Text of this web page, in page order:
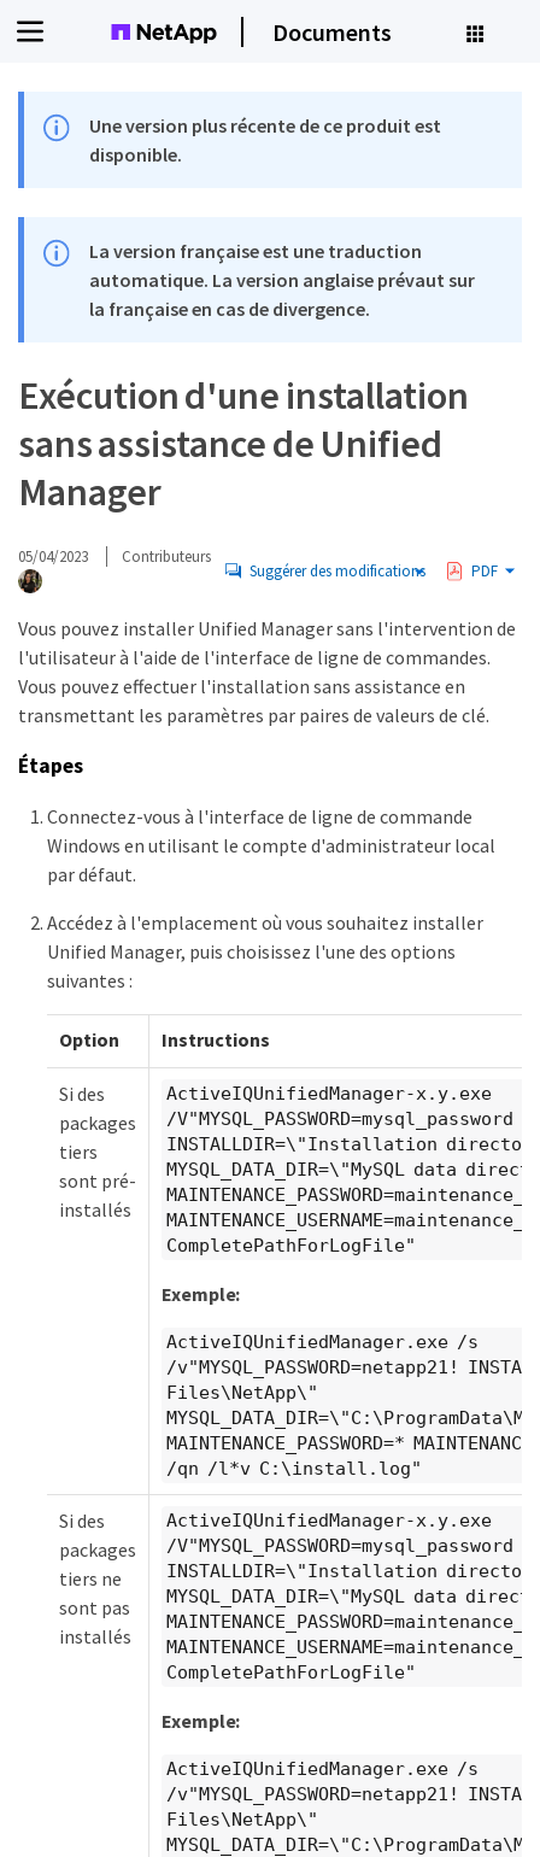
Documents
Une version plus récente de ce produit est
disponible.
La version française est une traduction
automatique. La version anglaise prévaut sur
la française en cas de divergence.
Exécution d'une installation
sans assistance de Unified
Manager
05/04/2023 Contributeurs
Suggérer des modifications PDF
Vous pouvez installer Unified Manager sans l'intervention de
l'utilisateur à l'aide de l'interface de ligne de commandes.
Vous pouvez effectuer l'installation sans assistance en
transmettant les paramètres par paires de valeurs de clé.
Étapes
Connectez-vous à l'interface de ligne de commande
Windows en utilisant le compte d'administrateur local
par défaut.
Accédez à l'emplacement où vous souhaitez installer
Unified Manager, puis choisissez l'une des options
suivantes :
Option Instructions
Si des
packages
tiers
sont pré-
installés
ActiveIQUnifiedManager-x.y.exe
/V"MYSQL_PASSWORD=mysql_password
INSTALLDIR=\"Installation
MYSQL_DATA_DIR=\"MySQL data
CompletePathForLogFile"
Exemple:
ActiveIQUnifiedManager.exe /s
/v"MYSQL_PASSWORD=netapp21!
Files\NetApp\"
MAINTENANCE_PASSWORD=*
/qn /l*v C:\install.log"
Si des
packages
tiers ne
sont pas
installés
ActiveIQUnifiedManager-x.y.exe
/V"MYSQL_PASSWORD=mysql_password
INSTALLDIR=\"Installation
MYSQL_DATA_DIR=\"MySQL data
CompletePathForLogFile"
Exemple:
ActiveIQUnifiedManager.exe /s
/v"MYSQL_PASSWORD=netapp21!
Files\NetApp\"